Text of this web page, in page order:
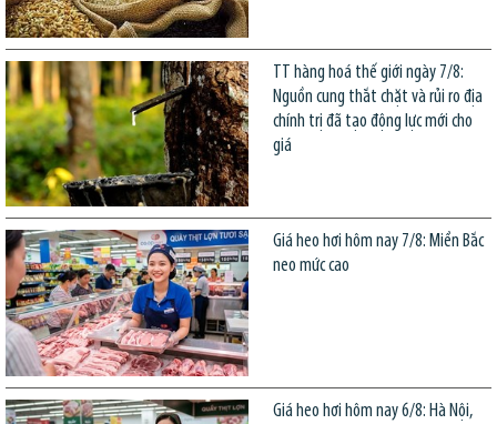
TT hàng hoá thế giới ngày 7/8:
Nguồn cung thắt chặt và rủi ro địa
chính trị đã tạo động lực mới cho
giá
Giá heo hơi hôm nay 7/8: Miền Bắc
neo mức cao
Giá heo hơi hôm nay 6/8: Hà Nội,